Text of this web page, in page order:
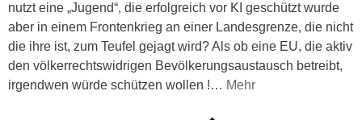
nutzt eine „Jugend“, die erfolgreich vor KI geschützt wurde
aber in einem Frontenkrieg an einer Landesgrenze, die nicht
die ihre ist, zum Teufel gejagt wird? Als ob eine EU, die aktiv
den völkerrechtswidrigen Bevölkerungsaustausch betreibt,
irgendwen würde schützen wollen !… Mehr